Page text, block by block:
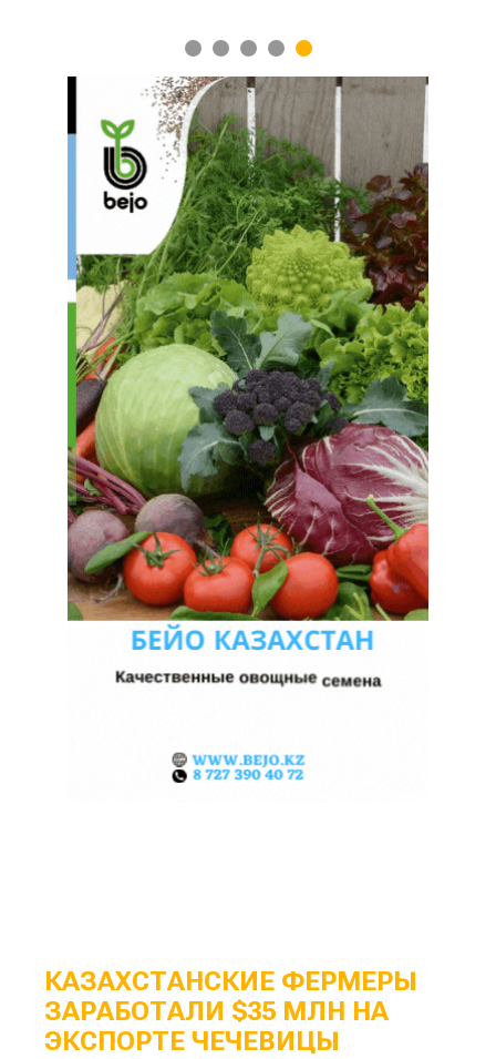
1 2 3 4 5
КАЗАХСТАНСКИЕ ФЕРМЕРЫ
ЗАРАБОТАЛИ $35 МЛН НА
ЭКСПОРТЕ ЧЕЧЕВИЦЫ